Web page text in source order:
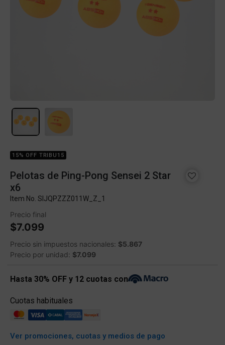
15% OFF TRIBU15
Pelotas de Ping-Pong Sensei 2 Star
x6
Item No. SIJQPZZZ011W_Z_1
Precio final
$7.099
Precio sin impuestos nacionales: $5.867
Precio por unidad: $7.099
Hasta 30% OFF y 12 cuotas con
Cuotas habituales
Ver promociones, cuotas y medios de pago